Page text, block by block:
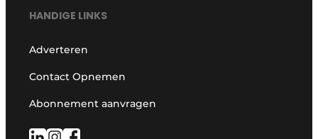
HANDIGE LINKS
Adverteren
Contact Opnemen
Abonnement aanvragen